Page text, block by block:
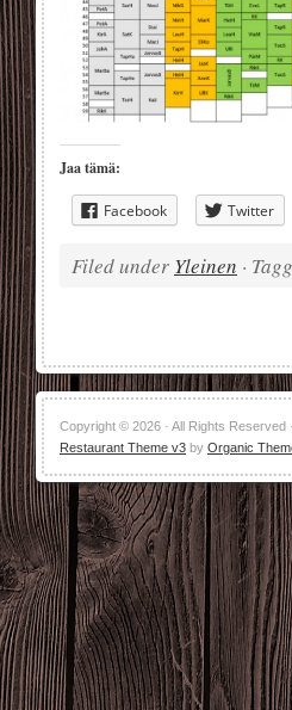
Jaa tämä:
Facebook Twitter
Filed under Yleinen ·
Copyright © 2026 · All Rights Reserved
Restaurant Theme v3 by Organic